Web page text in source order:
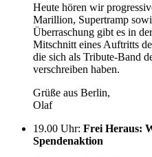
Heute hören wir
Marillion, Supertramp
Überraschung gibt es in
Mitschnitt eines Auftritts
die sich als Tribute-Band
verschreiben haben.
Grüße aus Berlin,
Olaf
19.00 Uhr: Frei Heraus:
Spendenaktion